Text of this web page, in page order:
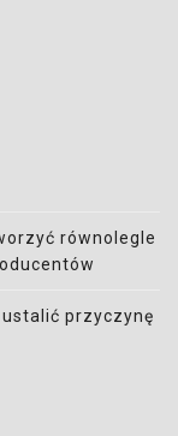
równolegle
przyczynę